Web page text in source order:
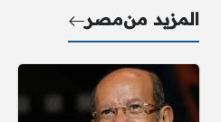
المزيد منمصر